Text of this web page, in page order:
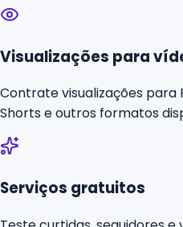
Visualizações para
Contrate visualizações para
Shorts e outros formatos
Serviços gratuitos